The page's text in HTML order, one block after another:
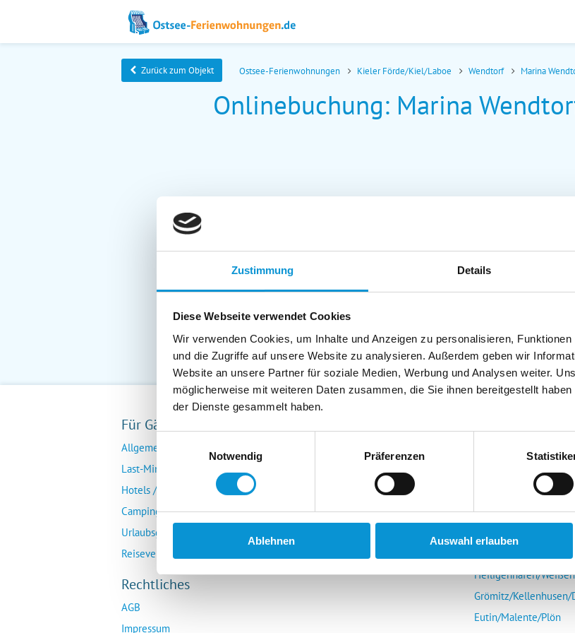
Zustimmung Details
Diese Webseite verwendet Cookies
Wir verwenden Cookies, um Inhalte und Anzeigen zu personalisieren,
und die Zugriffe auf unsere Website zu analysieren. Außerdem geben wir
Website an unsere Partner für soziale Medien, Werbung und Analysen weiter.
möglicherweise mit weiteren Daten zusammen, die Sie ihnen bereitgestellt
der Dienste gesammelt haben.
Notwendig
Präferenzen
Ablehnen Auswahl erlauben
Zurück zum Objekt Ostsee-Ferienwohnungen Kieler Förde/Kiel/Laboe Wendtorf Marina
Onlinebuchung: Marina
Für Gäste
Allgemeine Buchungsanfrage
Last-Minute-Angebote
Hotels / Pensionen
Campingplätze
Urlaubsgesuche
Reiseversicherung
Rechtliches
AGB
Impressum
Kieler Förde/Kiel/
Heiligenhafen/
Grömitz/Kellenhusen/
Eutin/Malente/Plön